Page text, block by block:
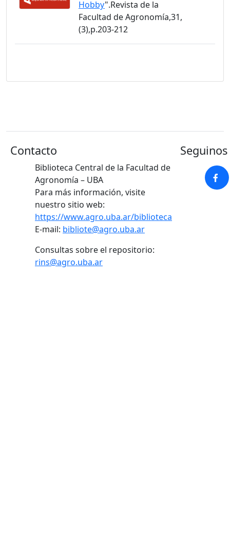
Hobby".Revista de la
Facultad de Agronomía,31,
(3),p.203-212
Contacto
Biblioteca Central de la Facultad de
Agronomía – UBA
Para más información, visite
nuestro sitio web:
https://www.agro.uba.ar/biblioteca
E-mail: bibliote@agro.uba.ar
Consultas sobre el repositorio:
rins@agro.uba.ar